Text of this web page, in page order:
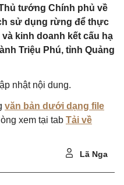
tướng Chính phủ về
sử dụng rừng để thực
kinh doanh kết cấu hạ
Triệu Phú, tỉnh Quảng
nhật nội dung.
văn bản dưới dạng file
xem tại tab Tải về
Lã Nga